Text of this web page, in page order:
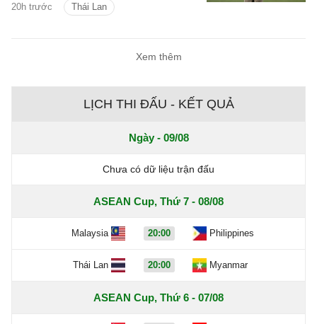
20h trước Thái Lan
World Cup.
Xem thêm
LỊCH THI ĐẤU - KẾT QUẢ
Ngày - 09/08
Chưa có dữ liệu trận đấu
ASEAN Cup, Thứ 7 - 08/08
Malaysia 20:00 Philippines
Thái Lan 20:00 Myanmar
ASEAN Cup, Thứ 6 - 07/08